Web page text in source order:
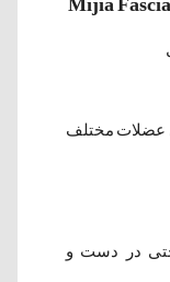
عضلات مختلف
در دست و